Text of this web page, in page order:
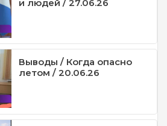
и людей / 27.06.26
Выводы / Когда опасно
летом / 20.06.26